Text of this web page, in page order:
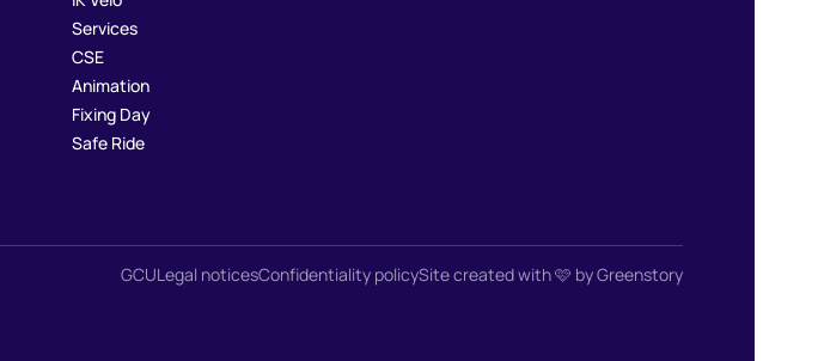
Services
CSE
Animation
Fixing Day
Safe Ride
GCULegal noticesConfidentiality policySite created with 🩷 by Greenstory